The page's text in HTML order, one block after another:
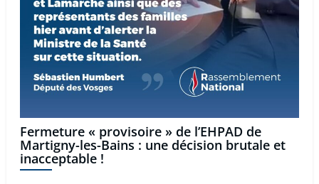
Fermeture « provisoire » de l’EHPAD de
Martigny-les-Bains : une décision brutale et
inacceptable !